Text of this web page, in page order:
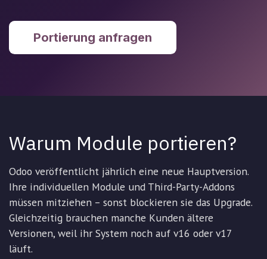
Portierung anfragen
Warum Module portieren?
Odoo veröffentlicht jährlich eine neue Hauptversion.
Ihre individuellen Module und Third-Party-Addons
müssen mitziehen – sonst blockieren sie das Upgrade.
Gleichzeitig brauchen manche Kunden ältere
Versionen, weil ihr System noch auf v16 oder v17
läuft.